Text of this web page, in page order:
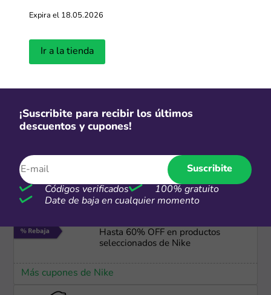
CSI
-40%
Hasta 40% de descuento en
Más cupones de Alibaba
Hasta 60% OFF en productos
seleccionados de Nike
Más cupones de Nike
Expira el 18.05.2026
Ir a la tienda
¡Suscribite para recibir los últimos
descuentos y cupones!
Suscribite
Códigos verificados
100% gratuito
Date de baja en cualquier momento